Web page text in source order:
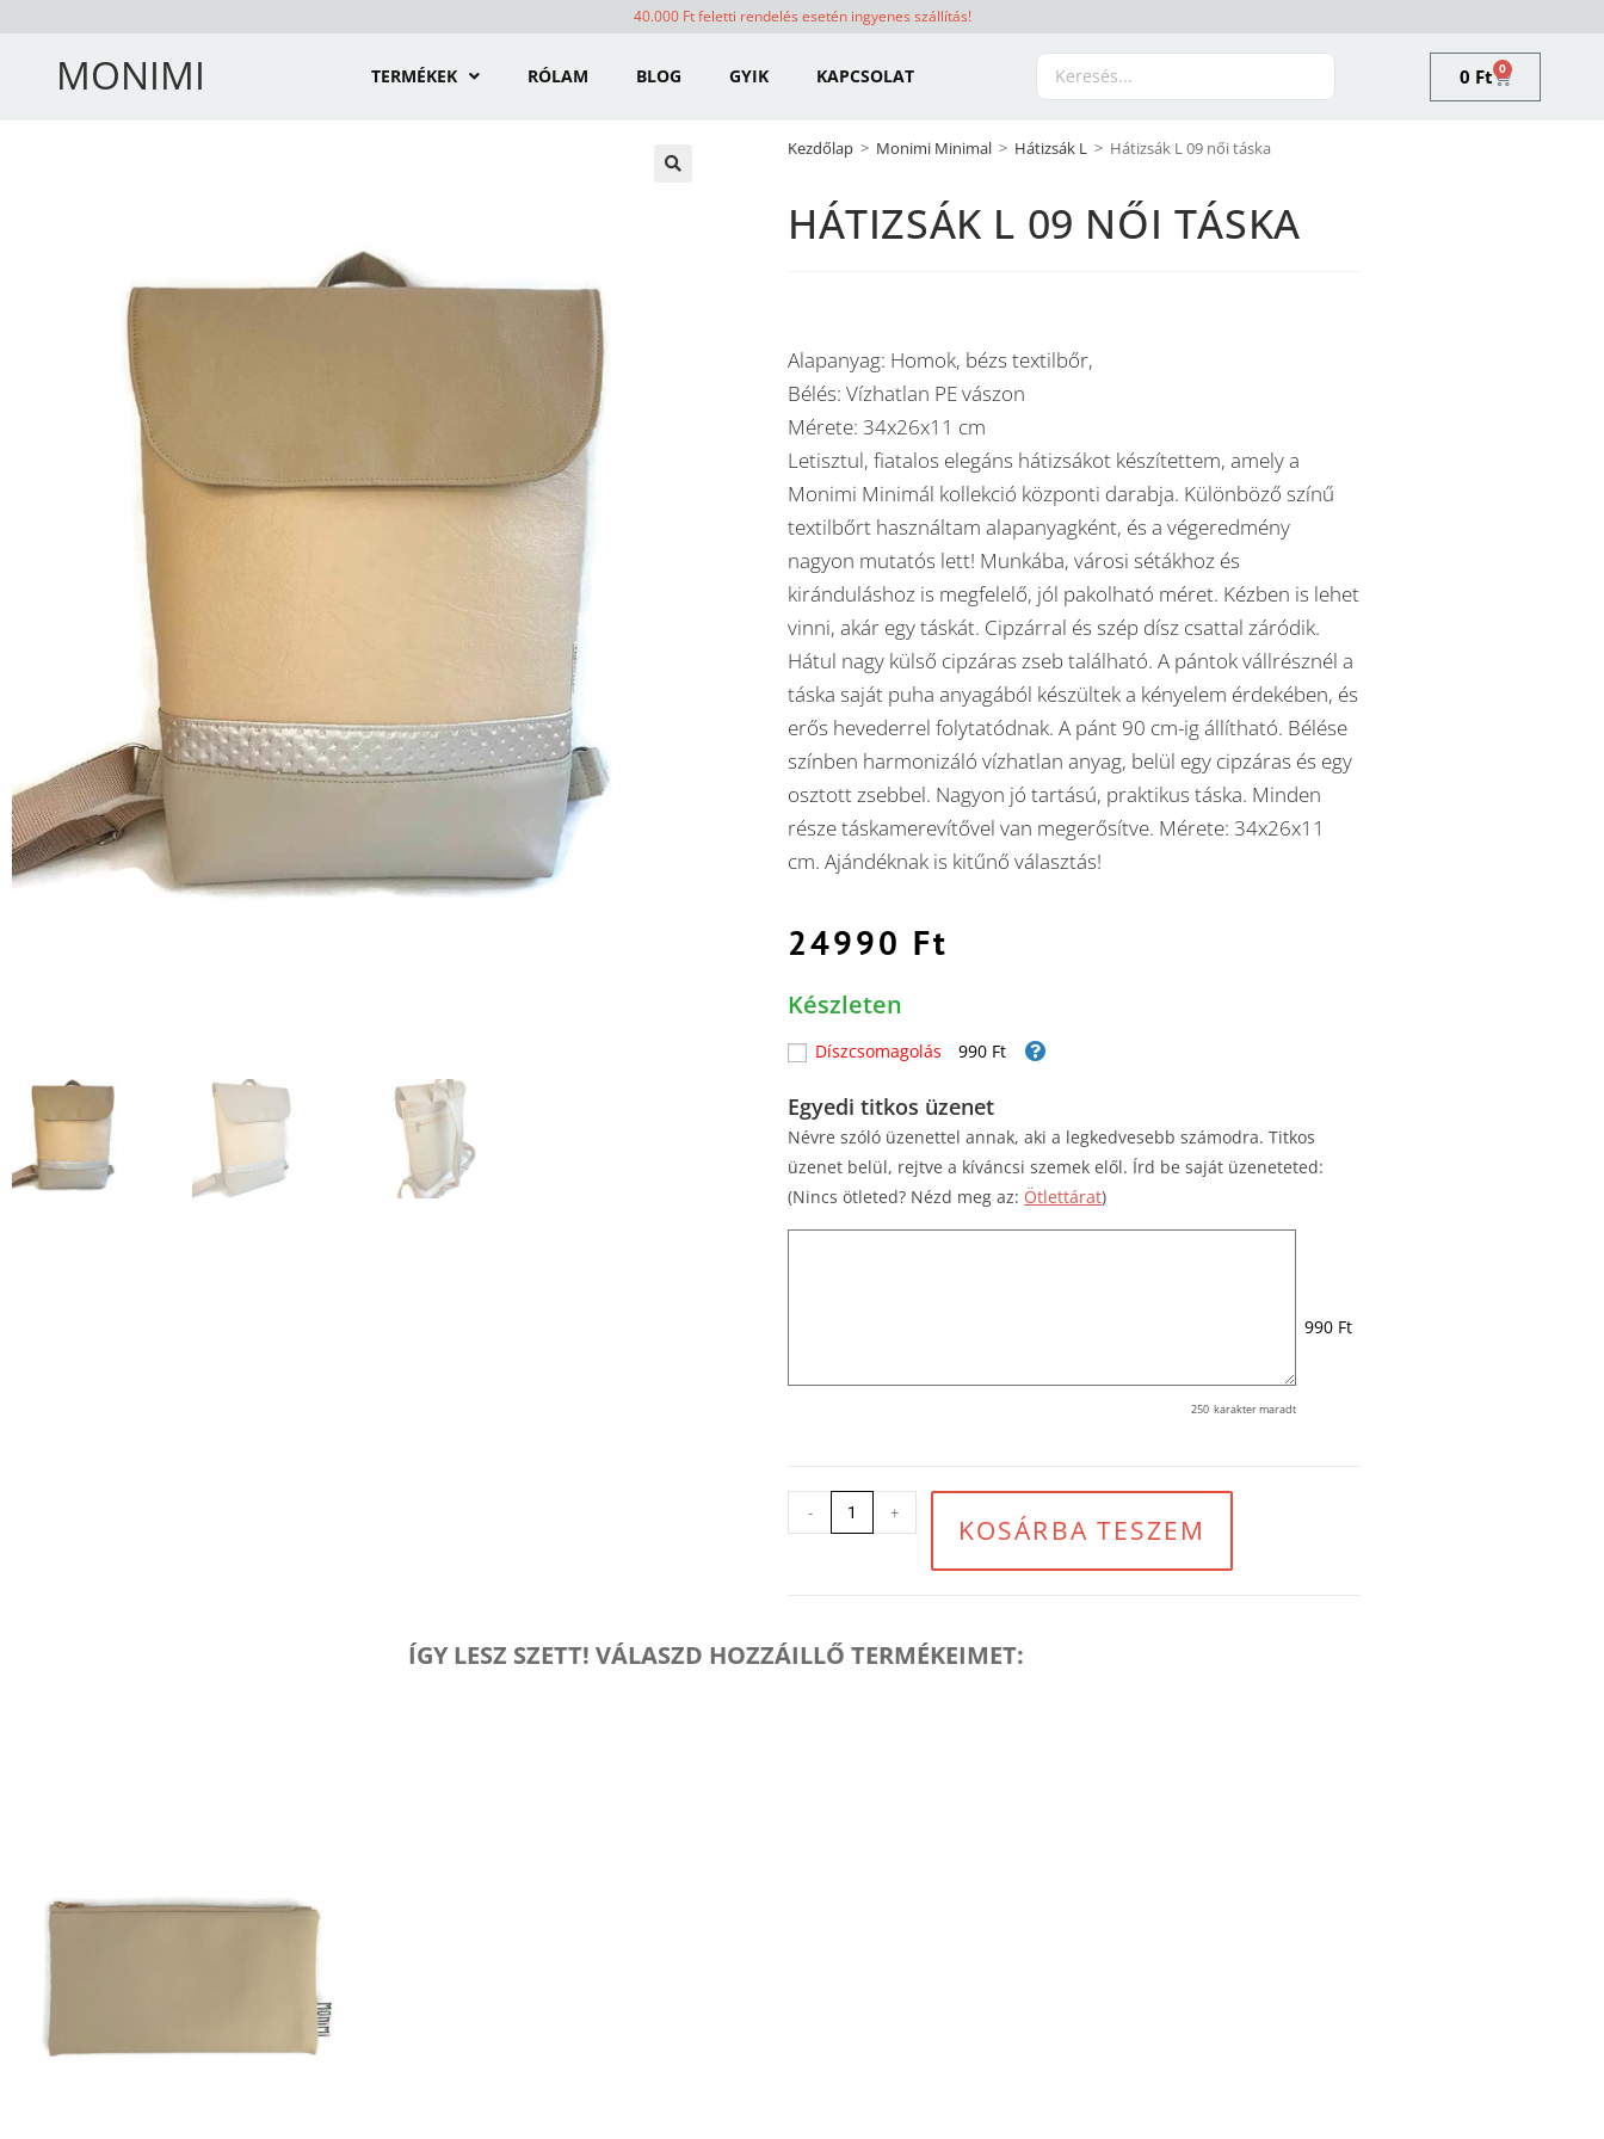
40.000 Ft feletti rendelés esetén ingyenes szállítás!
MONIMI TERMÉKEK RÓLAM BLOG GYIK KAPCSOLAT 0 Ft 0
Kezdőlap > Monimi Minimal > Hátizsák L > Hátizsák L 09 női táska
HÁTIZSÁK L 09 NŐI TÁSKA
Alapanyag: Homok, bézs textilbőr,
Bélés: Vízhatlan PE vászon
Mérete: 34x26x11 cm
Letisztul, fiatalos elegáns hátizsákot készítettem, amely a
Monimi Minimál kollekció központi darabja. Különböző színű
textilbőrt használtam alapanyagként, és a végeredmény
nagyon mutatós lett! Munkába, városi sétákhoz és
kiránduláshoz is megfelelő, jól pakolható méret. Kézben is lehet
vinni, akár egy táskát. Cipzárral és szép dísz csattal záródik.
Hátul nagy külső cipzáras zseb található. A pántok vállrésznél a
táska saját puha anyagából készültek a kényelem érdekében, és
erős hevederrel folytatódnak. A pánt 90 cm-ig állítható. Bélése
színben harmonizáló vízhatlan anyag, belül egy cipzáras és egy
osztott zsebbel. Nagyon jó tartású, praktikus táska. Minden
része táskamerevítővel van megerősítve. Mérete: 34x26x11
cm. Ajándéknak is kitűnő választás!
24990 Ft
Készleten
Díszcsomagolás 990 Ft
Egyedi titkos üzenet
Névre szóló üzenettel annak, aki a legkedvesebb számodra. Titkos
üzenet belül, rejtve a kíváncsi szemek elől. Írd be saját üzeneteted:
(Nincs ötleted? Nézd meg az: Ötlettárat)
250 karakter maradt
990 Ft
- +
KOSÁRBA TESZEM
ÍGY LESZ SZETT! VÁLASZD HOZZÁILLŐ TERMÉKEIMET: